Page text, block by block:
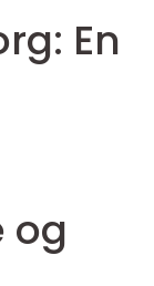
En
og